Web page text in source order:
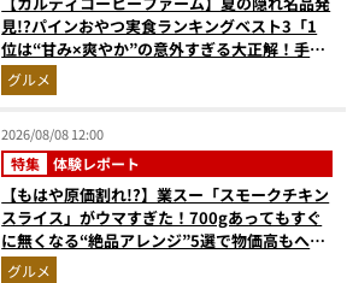
見!?パインおやつ実食ランキングベスト3「1
位は“甘み×爽やか”の意外すぎる大正解！手が
止まらない『かりんとう』」
グルメ
2026/08/08 12:00
特集 体験レポート
【もはや原価割れ!?】業スー「スモークチキン
スライス」がウマすぎた！700gあってもすぐ
に無くなる“絶品アレンジ”5選で物価高もへっ
ちゃら
グルメ